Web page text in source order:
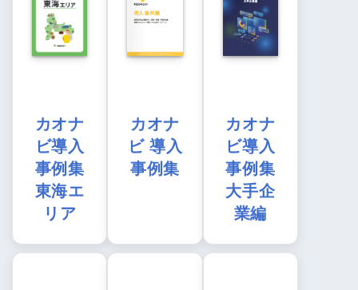
カオナ
ビ導入
事例集
東海エ
リア
カオナ
ビ 導入
事例集
カオナ
ビ導入
事例集
大手企
業編